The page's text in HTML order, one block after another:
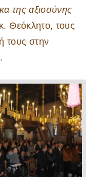
της αξιοσύνης
Θεόκλητο, τους
τους στην